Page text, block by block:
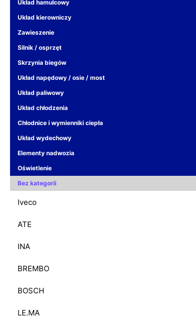
Układ hamulcowy
Układ kierowniczy
Zawieszenie
Silnik / osprzęt
Skrzynia biegów
Układ napędowy / osie / most
Układ paliwowy
Układ chłodzenia
Chłodnice i wymienniki ciepła
Układ wydechowy
Elementy nadwozia
Oświetlenie
Bez kategorii
Iveco
ATE
INA
BREMBO
BOSCH
LE.MA